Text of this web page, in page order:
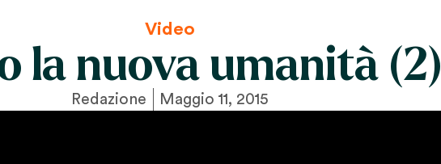
Video
la nuova umanità (2)
Redazione Maggio 11, 2015